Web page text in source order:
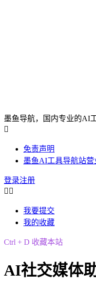
墨鱼导航，国内专业的AI

免责声明
墨鱼AI工具导航站营
登录注册
 
我要提交
我的收藏
Ctrl + D 收藏本站
AI社交媒体